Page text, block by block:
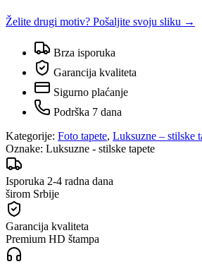
Želite drugi motiv? Pošaljite svoju sliku →
Brza isporuka
Garancija kvaliteta
Sigurno plaćanje
Podrška 7 dana
Kategorije: Foto tapete, Luksuzne – stilske
Oznake: Luksuzne - stilske tapete
Isporuka 2-4 radna dana
širom Srbije
Garancija kvaliteta
Premium HD štampa